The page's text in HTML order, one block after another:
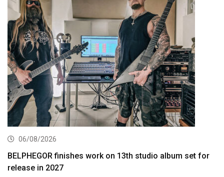
06/08/2026
BELPHEGOR finishes work on 13th studio album set for
release in 2027